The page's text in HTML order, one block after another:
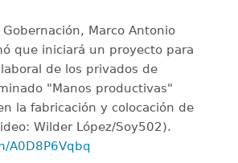
Marco Antonio
que iniciará un proyecto para
de los privados de
"Manos productivas"
la fabricación y colocación de
Wilder López/Soy502).
A0D8P6Vqbq